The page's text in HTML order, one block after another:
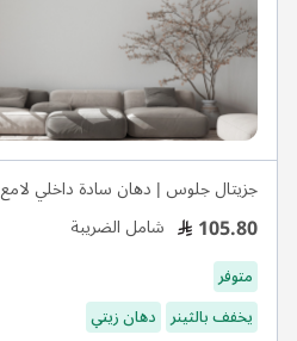
جزيتال جلوس | دهان سادة داخلي لامع
105.80 شامل الضريبة
متوفر
يخفف بالثينر دهان زيتي